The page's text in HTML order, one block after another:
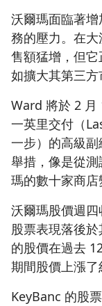
沃爾瑪面臨著
務的壓力。在
售額猛增，但
如擴大其第三方
Ward 將於 2 月
一英里交付（
一步）的高級
舉措，像是從
瑪的數十家商店
沃爾瑪股價週
股票表現落後
的股價在過去
期間股價上漲了
KeyBanc 的股